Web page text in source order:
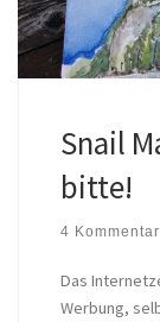
Snail
bitte!
4
Das
Werbung,